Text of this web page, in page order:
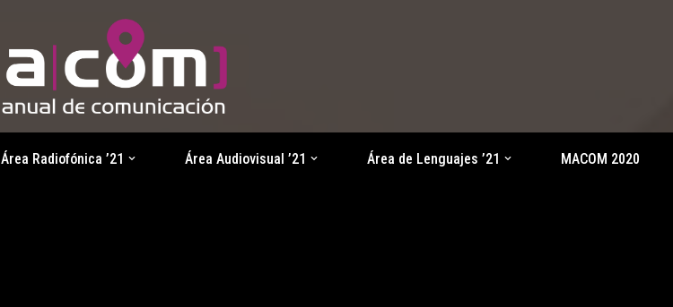
Área Radiofónica ’21 Área Audiovisual ’21 Área de Lenguajes ’21 MACOM 2020